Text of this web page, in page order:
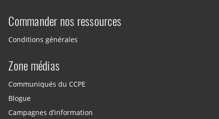
Commander nos ressources
Conditions générales
Zone médias
Communiqués du CCPE
Blogue
Campagnes d’information